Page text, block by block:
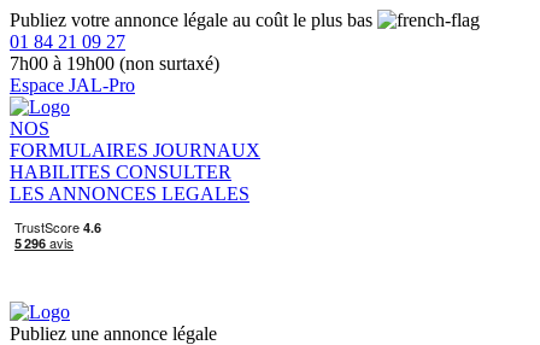
Publiez votre annonce légale au coût le plus bas
01 84 21 09 27
7h00 à 19h00 (non surtaxé)
Espace JAL-Pro
NOS
FORMULAIRES JOURNAUX
HABILITES CONSULTER
LES ANNONCES LEGALES
Publiez une annonce légale